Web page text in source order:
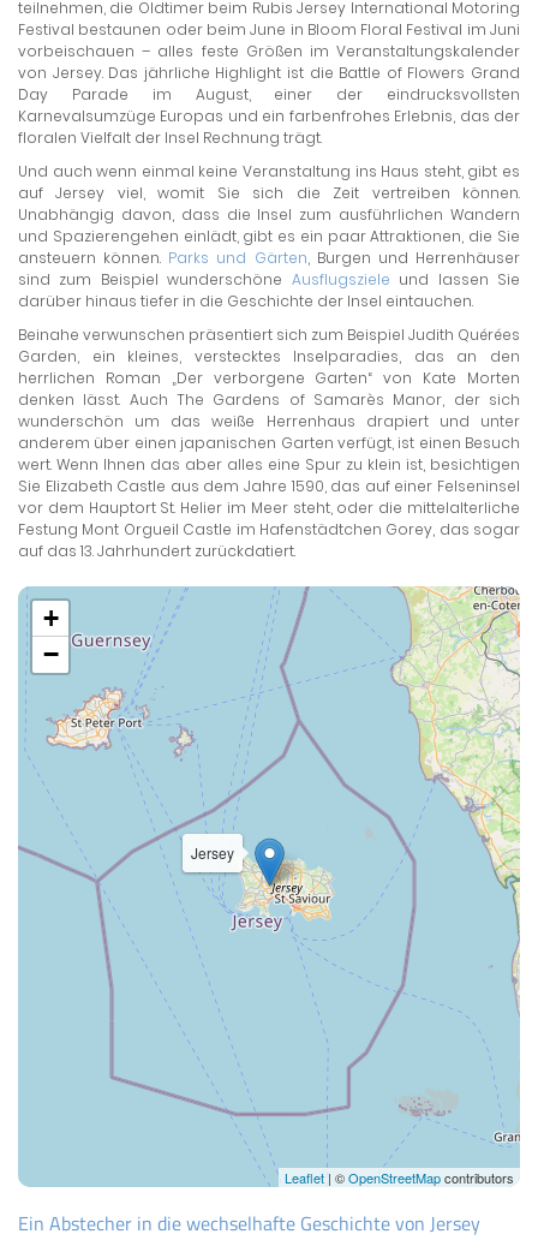
teilnehmen, die Oldtimer beim Rubis Jersey International Motoring
Festival bestaunen oder beim June in Bloom Floral Festival im Juni
vorbeischauen – alles feste Größen im Veranstaltungskalender
von Jersey. Das jährliche Highlight ist die Battle of Flowers Grand
Day Parade im August, einer der eindrucksvollsten
Karnevalsumzüge Europas und ein farbenfrohes Erlebnis, das der
floralen Vielfalt der Insel Rechnung trägt.
Und auch wenn einmal keine Veranstaltung ins Haus steht, gibt es
auf Jersey viel, womit Sie sich die Zeit vertreiben können.
Unabhängig davon, dass die Insel zum ausführlichen Wandern
und Spazierengehen einlädt, gibt es ein paar Attraktionen, die Sie
ansteuern können. Parks und Gärten, Burgen und Herrenhäuser
sind zum Beispiel wunderschöne Ausflugsziele und lassen Sie
darüber hinaus tiefer in die Geschichte der Insel eintauchen.
Beinahe verwunschen präsentiert sich zum Beispiel Judith Quérées
Garden, ein kleines, verstecktes Inselparadies, das an den
herrlichen Roman „Der verborgene Garten“ von Kate Morten
denken lässt. Auch The Gardens of Samarès Manor, der sich
wunderschön um das weiße Herrenhaus drapiert und unter
anderem über einen japanischen Garten verfügt, ist einen Besuch
wert. Wenn Ihnen das aber alles eine Spur zu klein ist, besichtigen
Sie Elizabeth Castle aus dem Jahre 1590, das auf einer Felseninsel
vor dem Hauptort St. Helier im Meer steht, oder die mittelalterliche
Festung Mont Orgueil Castle im Hafenstädtchen Gorey, das sogar
auf das 13. Jahrhundert zurückdatiert.
Jersey
+
−
Leaflet | ©OpenStreetMapcontributors
Ein Abstecher in die wechselhafte Geschichte von Jersey